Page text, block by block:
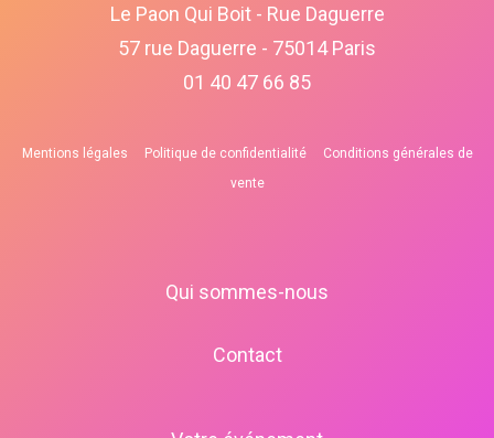
Le Paon Qui Boit - Rue Daguerre
57 rue Daguerre - 75014 Paris
01 40 47 66 85
Mentions légales Politique de confidentialité
Conditions générales de
vente
Qui sommes-nous
Contact